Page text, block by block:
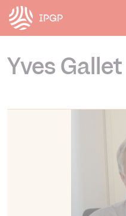
Yves Gallet
Panneau de gestion des